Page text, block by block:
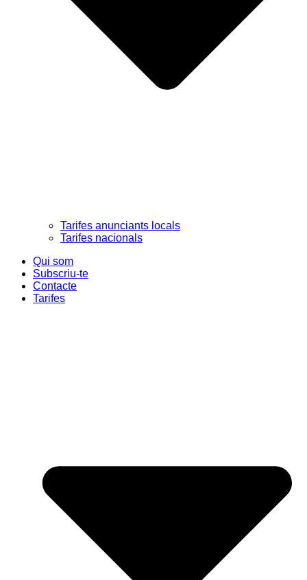
Tarifes anunciants locals
Tarifes nacionals
Qui som
Subscriu-te
Contacte
Tarifes